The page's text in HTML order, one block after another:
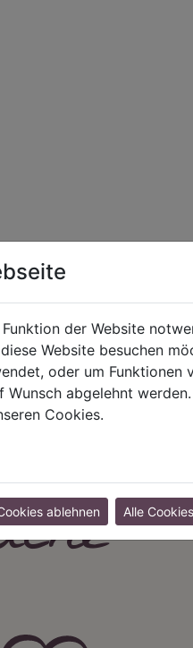
und fehlerhaft
in Höhe
dem Originalartikel
der Website
Website besuchen
oder um Funktionen
abgelehnt
Cookies.
ablehnen Alle